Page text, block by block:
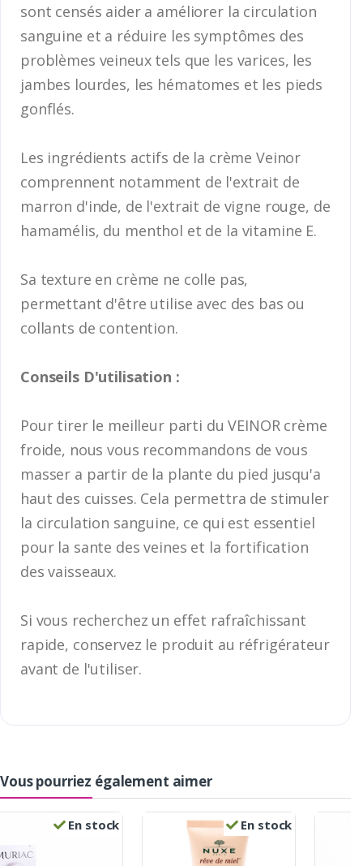
sont censés aider a améliorer la circulation
sanguine et a réduire les symptômes des
problèmes veineux tels que les varices, les
jambes lourdes, les hématomes et les pieds
gonflés.
Les ingrédients actifs de la crème Veinor
comprennent notamment de l'extrait de
marron d'inde, de l'extrait de vigne rouge, de
hamamélis, du menthol et de la vitamine E.
Sa texture en crème ne colle pas,
permettant d'être utilise avec des bas ou
collants de contention.
Conseils D'utilisation :
Pour tirer le meilleur parti du VEINOR crème
froide, nous vous recommandons de vous
masser a partir de la plante du pied jusqu'a
haut des cuisses. Cela permettra de stimuler
la circulation sanguine, ce qui est essentiel
pour la sante des veines et la fortification
des vaisseaux.
Si vous recherchez un effet rafraîchissant
rapide, conservez le produit au réfrigérateur
avant de l'utiliser.
Vous pourriez également aimer
En stock En stock